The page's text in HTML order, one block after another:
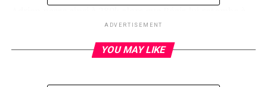
ADVERTISEMENT
YOU MAY LIKE